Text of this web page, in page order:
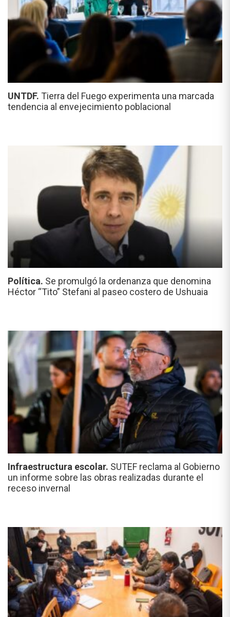
UNTDF. Tierra del Fuego experimenta una marcada
tendencia al envejecimiento poblacional
Política. Se promulgó la ordenanza que denomina
Héctor “Tito” Stefani al paseo costero de Ushuaia
Infraestructura escolar. SUTEF reclama al Gobierno
un informe sobre las obras realizadas durante el
receso invernal